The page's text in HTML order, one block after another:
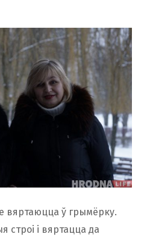
вяртаюцца ў грымёрку.
і вяртацца да